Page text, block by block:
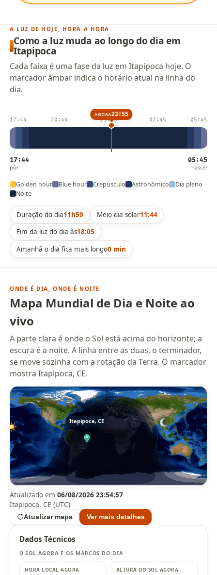
A LUZ DE HOJE, HORA A HORA
Como a luz muda ao longo do dia em
Itapipoca
Cada faixa é uma fase da luz em Itapipoca hoje. O
marcador âmbar indica o horário atual na linha do
dia.
17:44 20:44 23:45 02:45 05:45
AGORA23:55
17:44
pôr
05:45
nascer
Golden hour Blue hour Crepúsculo Astronômico
Dia pleno
Noite
Duração do dia11h59 Meio-dia solar11:44
Fim da luz do dia às18:05
Amanhã o dia fica mais longo0 min
ONDE É DIA, ONDE É NOITE
Mapa Mundial de Dia e Noite ao
vivo
A parte clara é onde o Sol está acima do horizonte; a
escura é a noite. A linha entre as duas, o terminador,
se move sozinha com a rotação da Terra. O marcador
mostra Itapipoca, CE.
Atualizado em06/08/2026 23:54:57
Itapipoca, CE (UTC)
Atualizar mapa Ver mais detalhes
Dados Técnicos
O SOL AGORA E OS MARCOS DO DIA
HORA LOCAL AGORA ALTURA DO SOL AGORA